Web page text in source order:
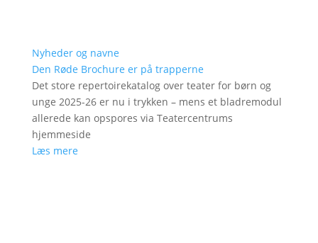
Nyheder og navne
Den Røde Brochure er på trapperne
Det store repertoirekatalog over teater for børn og
unge 2025-26 er nu i trykken – mens et bladremodul
allerede kan opspores via Teatercentrums
hjemmeside
Læs mere